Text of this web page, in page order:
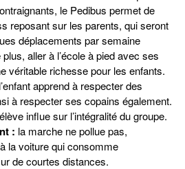
le Pedibus permet de
reposant sur les parents, qui seront
déplacements par semaine
aller à l’école à pied avec ses
véritable richesse pour les enfants.
l’enfant apprend à respecter des
à respecter ses copains également.
influe sur l’intégralité du groupe.
: la marche ne pollue pas,
la voiture qui consomme
de courtes distances.